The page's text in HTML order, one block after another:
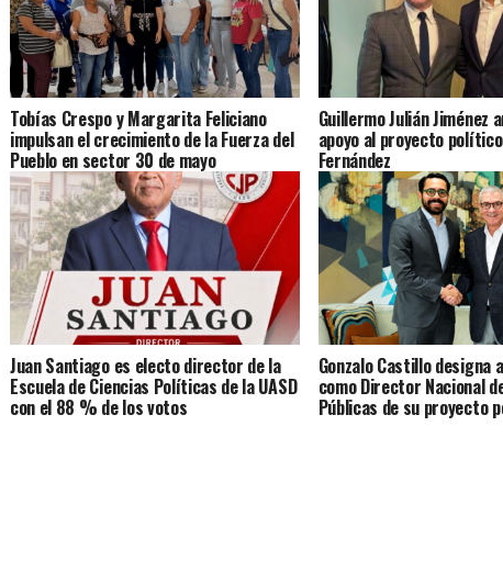
Tobías Crespo y Margarita Feliciano
impulsan el crecimiento de la Fuerza del
Pueblo en sector 30 de mayo
Guillermo Julián Jiménez
apoyo al proyecto
Fernández
Juan Santiago es electo director de la
Escuela de Ciencias Políticas de la UASD
con el 88 % de los votos
Gonzalo Castillo designa
como Director Nacional
Públicas de su proyecto